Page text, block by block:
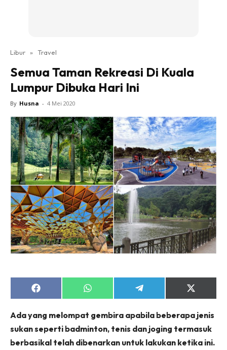
Libur » Travel
Semua Taman Rekreasi Di Kuala
Lumpur Dibuka Hari Ini
By Husna - 4 Mei 2020
Share
on
Share
on
Share
on
Share
on
(Twitter)
Ada yang melompat gembira apabila beberapa jenis
sukan seperti badminton, tenis dan joging termasuk
berbasikal telah dibenarkan untuk lakukan ketika ini.